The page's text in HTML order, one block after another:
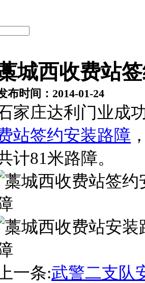
城西收费站
布时间：2014-01-24
家庄达利门业成
站签约安装路障
计81米路障。
上一条:武警二支队